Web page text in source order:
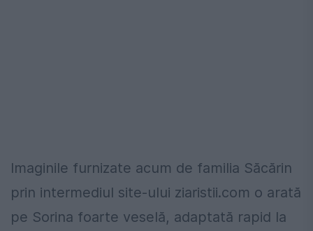
Imaginile furnizate acum de familia Săcărin
prin intermediul site-ului ziaristii.com o arată
pe Sorina foarte veselă, adaptată rapid la